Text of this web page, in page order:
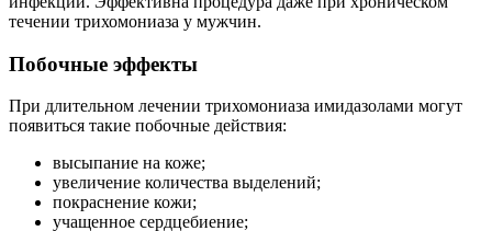
течении трихомониаза у мужчин.
Побочные эффекты
При длительном лечении трихомониаза имидазолами могут
появиться такие побочные действия:
высыпание на коже;
увеличение количества выделений;
покраснение кожи;
учащенное сердцебиение;